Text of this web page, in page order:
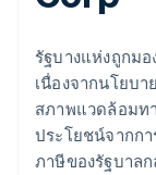
รัฐบางแห่งถูกมอ
เนื่องจากนโยบ
สภาพแวดล้อมท
ประโยชน์จากก
ภาษีของรัฐบาล